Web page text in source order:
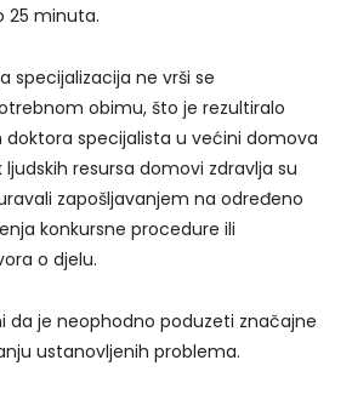
25 minuta.
specijalizacija ne vrši se
obimu, što je rezultiralo
specijalista u većini domova
resursa domovi zdravlja su
zapošljavanjem na određeno
konkursne procedure ili
o djelu.
da je neophodno poduzeti značajne
ustanovljenih problema.